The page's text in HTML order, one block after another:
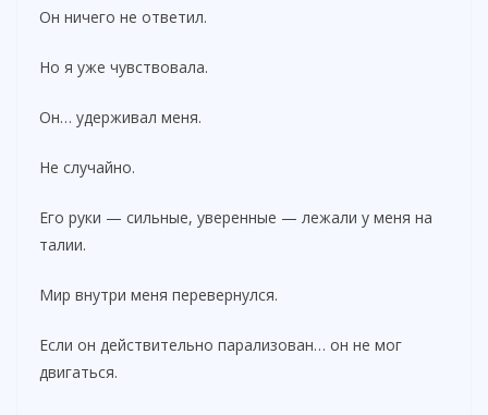
Он ничего не ответил.
Но я уже чувствовала.
Он… удерживал меня.
Не случайно.
Его руки — сильные, уверенные — лежали у меня на
талии.
Мир внутри меня перевернулся.
Если он действительно парализован… он не мог
двигаться.